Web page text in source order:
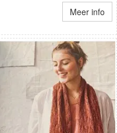
Meer info